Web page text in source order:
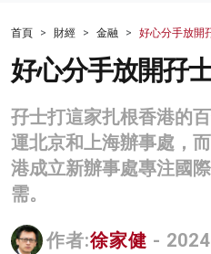
財經
生活
商業
科技
名家榜
首頁 財經 金融 好心分手放開
好心分手放開孖
孖士打這家扎根香港的
運北京和上海辦事處，
港成立新辦事處專注國
需。
作者:徐家健 -